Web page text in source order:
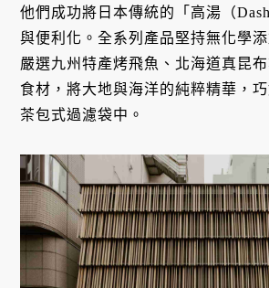
他們成功將日本傳統的「高湯（
與便利化。全系列產品堅持無化學添
嚴選九州特產烤飛魚、北海道真昆
食材，將大地與海洋的純粹精華，
茶包式過濾袋中。